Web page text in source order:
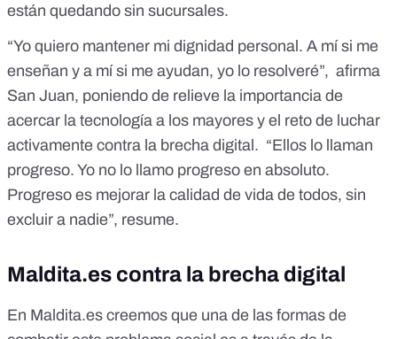
están quedando sin sucursales.
“Yo quiero mantener mi dignidad personal. A mí si me
enseñan y a mí si me ayudan, yo lo resolveré”, afirma
San Juan, poniendo de relieve la importancia de
acercar la tecnología a los mayores y el reto de luchar
activamente contra la brecha digital. “Ellos lo llaman
progreso. Yo no lo llamo progreso en absoluto.
Progreso es mejorar la calidad de vida de todos, sin
excluir a nadie”, resume.
Maldita.es contra la brecha digital
En Maldita.es creemos que una de las formas de